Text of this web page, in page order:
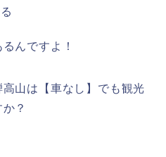
んですよ！
山は【車なし】でも観光
？